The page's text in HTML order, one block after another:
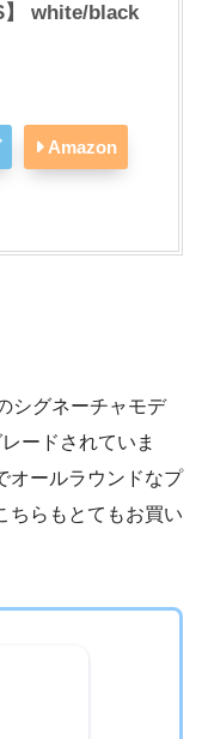
】 white/black
Amazon
シグネーチャモデ
ードされていま
オールラウンドなプ
ちらもとてもお買い